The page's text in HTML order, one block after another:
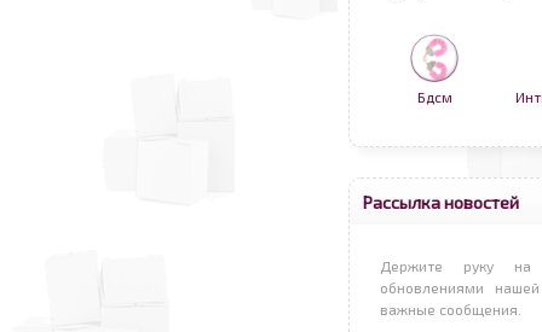
Бдсм
Рассылка новостей
Держите руку на
обновлениями
важные сообщения.